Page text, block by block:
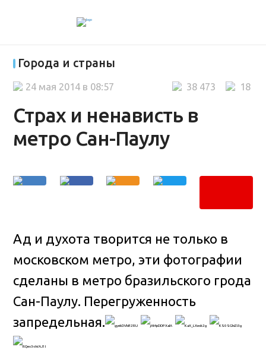
Города и страны
Страх и ненависть в
метро Сан-Паулу
18
38 473
24 мая 2014 в 08:57
Ад и духота творится не только в
московском метро, эти фотографии
сделаны в метро бразильского грода
Сан-Паулу. Перегруженность
запредельная.